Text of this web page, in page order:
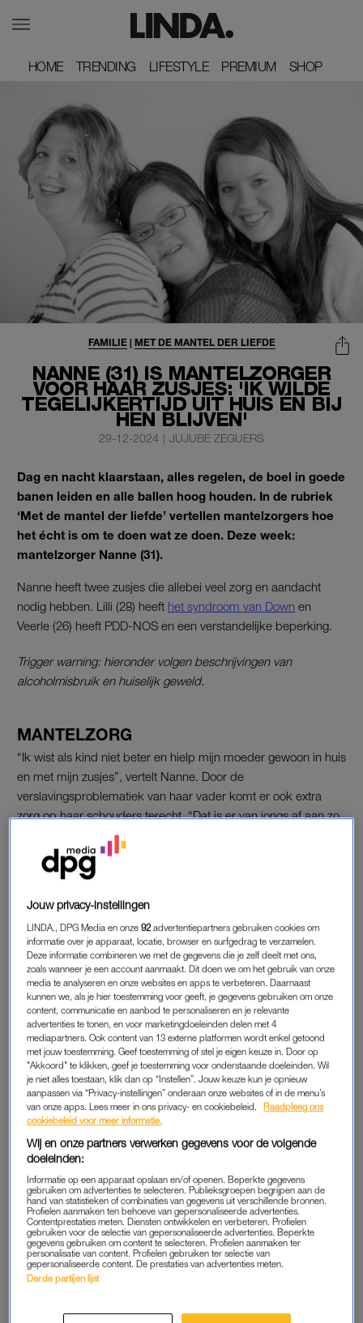
HOME
HOME TRENDING
TRENDING LIFESTYLE
LIFESTYLE PREMIUM
PREMIUM SHOP
SHOP
NANNE (31) IS MANTELZORGER
VOOR HAAR ZUSJES: 'IK WILDE
TEGELIJKERTIJD UIT HUIS ÉN BIJ
HEN BLIJVEN'
FAMILIE| MET DE MANTEL DER LIEFDE
29-12-2024 | JUJUBE ZEGUERS
Dag en nacht klaarstaan, alles regelen, de boel in goede
banen leiden en alle ballen hoog houden. In de rubriek
‘Met de mantel der liefde’ vertellen mantelzorgers hoe
het écht is om te doen wat ze doen. Deze week:
mantelzorger Nanne (31).
Nanne heeft twee zusjes die allebei veel zorg en aandacht
nodig hebben. Lilli (28) heeft het syndroom van Down en
Veerle (26) heeft PDD-NOS en een verstandelijke beperking.
Trigger warning: hieronder volgen beschrijvingen van
alcoholmisbruik en huiselijk geweld.
MANTELZORG
“Ik wist als kind niet beter en hielp mijn moeder gewoon in huis
en met mijn zusjes”, vertelt Nanne. Door de
verslavingsproblematiek van haar vader komt er ook extra
zorg op haar schouders terecht. “Dat is er van jongs af aan zo
Door het alcoholmisbruik is haar vader onvoorspelbaar en
er bewust van dat het niet normaal is, maar tegelijkertijd is het
ook de orde van de dag en ga je gewoon door. Dat ik twee
zusjes had met een beperking was wel bekend naar buiten
toe, maar dat mijn vaderverslaafdwas niet. Mijn moeder en ik
waren daardoor heel erg op elkaar aangewezen.” Nog steeds
zijn ze heel close, vertelt Nanne liefdevol. “Ik kan altijd bij haar
terecht.” Met haar vader heeft ze op dit moment geen contact.
UIT HUIS
Inmiddels woont Nanne in Utrecht, terwijl haar moeder en
zusjes nog in Arnhem wonen. “Ik ben daar wekelijks om mijn
moeder te ondersteunen en voor de leuk natuurlijk. Door mijn
zusjes geniet ik van de kleine mooie dingen en we kunnen om
de simpelste dingen lol hebben. Van deur tot deur ben ik
ongeveer een uur onderweg, maar dan blijf ik vaak slapen om
er een paar dagen achter elkaar te zijn.”
Tekst gaat verder onder de foto.
Jouw privacy-instellingen
LINDA., DPG Media en onze92 advertentiepartners gebruiken cookies om
informatie over je apparaat, locatie, browser en surfgedrag te verzamelen.
Deze informatie combineren we met de gegevens die je zelf deelt met ons,
zoals wanneer je een account aanmaakt. Dit doen we om het gebruik van onze
media te analyseren en onze websites en apps te verbeteren. Daarnaast
kunnen we, als je hier toestemming voor geeft, je gegevens gebruiken om onze
content, communicatie en aanbod te personaliseren en je relevante
advertenties te tonen, en voor marketingdoeleinden delen met 4
mediapartners. Ook content van 13 externe platformen wordt enkel getoond
met jouw toestemming. Geef toestemming of stel je eigen keuze in. Door op
"Akkoord" te klikken, geef je toestemming voor onderstaande doeleinden. Wil
je niet alles toestaan, klik dan op “Instellen”. Jouw keuze kun je opnieuw
aanpassen via “Privacy-instellingen” onderaan onze websites of in de menu’s
van onze apps. Lees meer in ons privacy- en cookiebeleid.
Raadpleeg ons
cookiebeleid voor meer informatie.
Wij en onze partners verwerken gegevens voor de volgende
doeleinden:
Informatie op een apparaat opslaan en/of openen. Beperkte gegevens
gebruiken om advertenties te selecteren. Publieksgroepen begrijpen aan de
hand van statistieken of combinaties van gegevens uit verschillende bronnen.
Profielen aanmaken ten behoeve van gepersonaliseerde advertenties.
Contentprestaties meten. Diensten ontwikkelen en verbeteren. Profielen
gebruiken voor de selectie van gepersonaliseerde advertenties. Beperkte
gegevens gebruiken om content te selecteren. Profielen aanmaken ter
personalisatie van content. Profielen gebruiken ter selectie van
gepersonaliseerde content. De prestaties van advertenties meten.
Derde partijen lijst